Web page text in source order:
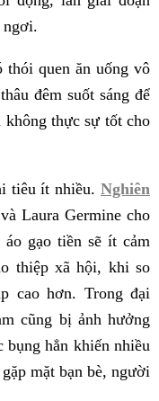
ngơi.
quen ăn uống vô
đêm suốt sáng để
thực sự tốt cho
tiêu ít nhiều. Nghiên
Laura Germine cho
gạo tiền sẽ ít cảm
thiệp xã hội, khi so
cao hơn. Trong đại
cũng bị ảnh hưởng
bụng hẳn khiến nhiều
mặt bạn bè, người